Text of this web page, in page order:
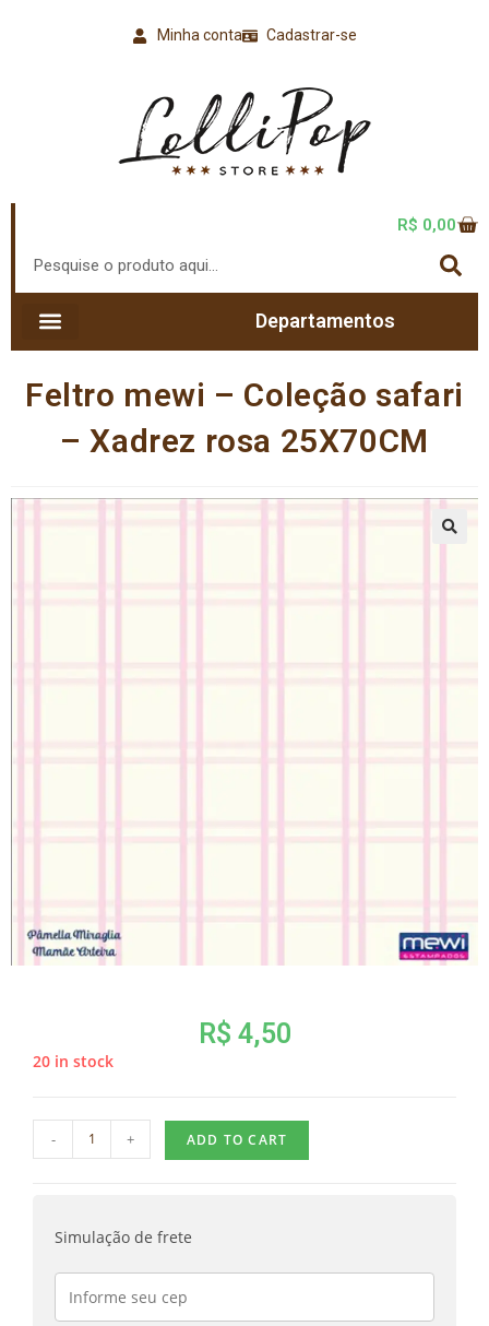
Cadastrar-se
Minha conta
R$ 0,00
Departamentos
Feltro mewi – Coleção safari
– Xadrez rosa 25X70CM
R$ 4,50
20 in stock
- + ADD TO CART
Simulação de frete